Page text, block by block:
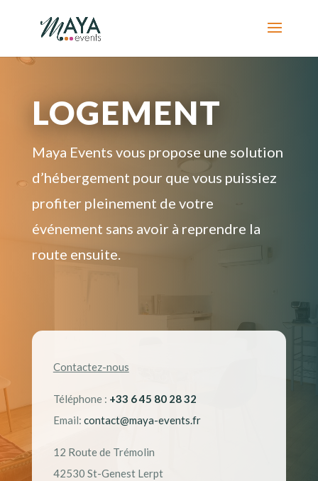
LOGEMENT
Maya Events vous propose une solution
d’hébergement pour que vous puissiez
profiter pleinement de votre
événement sans avoir à reprendre la
route ensuite.
Contactez-nous
Téléphone : ‭ +33 6 45 80 28 32‬
Email: contact@maya-events.fr
12 Route de Trémolin
42530 St-Genest Lerpt